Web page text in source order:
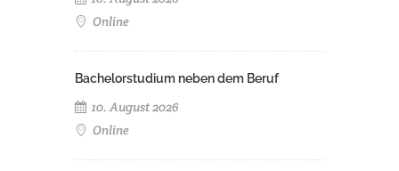
Online
Bachelorstudium neben dem Beruf
10. August 2026
Online